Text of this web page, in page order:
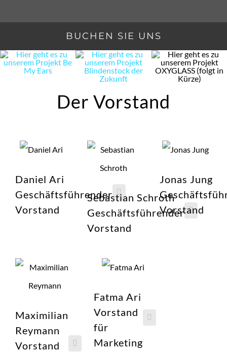
BUCHEN SIE UNS
Der Vorstand
Daniel Ari
Geschäftsführender
Vorstand
Sebastian Schroth
Geschäftsführender
Vorstand
Jonas Jung
Vorstand
Maximilian
Reymann
Vorstand
Fatma Ari
Vorstand
für
Marketing